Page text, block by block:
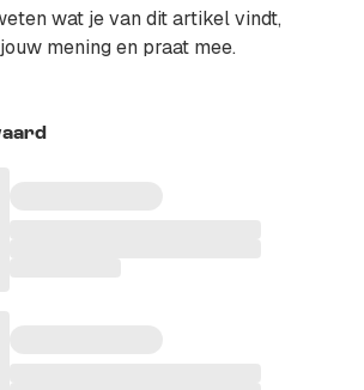
wat je van dit artikel vindt,
mening en praat mee.